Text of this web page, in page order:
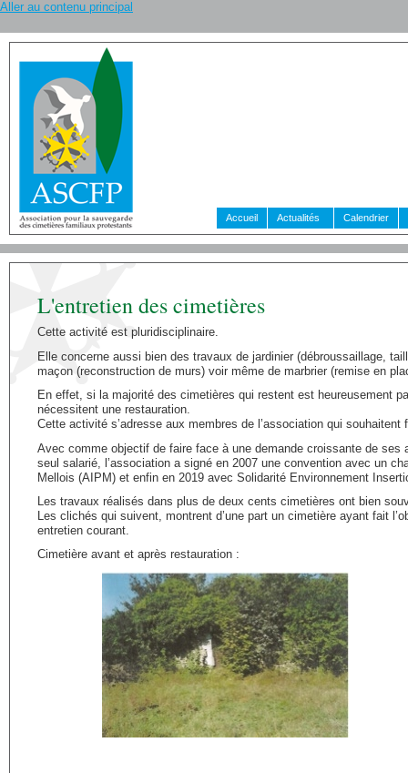
Aller au contenu principal
Accueil Actualités Calendrier
L'entretien des cimetières
Cette activité est pluridisciplinaire.
Elle concerne aussi bien des travaux de jardinier (débroussaillage,
maçon (reconstruction de murs) voir même de marbrier (remise en
En effet, si la majorité des cimetières qui restent est heureusement
nécessitent une restauration.
Cette activité s’adresse aux membres de l’association qui
Avec comme objectif de faire face à une demande croissante de
seul salarié, l’association a signé en 2007 une convention avec un
Mellois (AIPM) et enfin en 2019 avec Solidarité Environnement
Les travaux réalisés dans plus de deux cents cimetières ont bien
Les clichés qui suivent, montrent d’une part un cimetière ayant fait
entretien courant.
Cimetière avant et après restauration :